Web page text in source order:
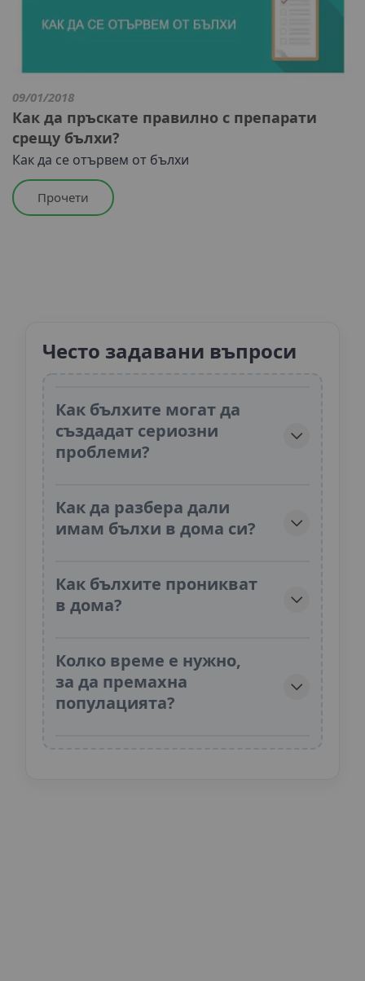
09/01/2018
Как да пръскате правилно с препарати
срещу бълхи?
Как да се отървем от бълхи
Прочети
Често задавани въпроси
Как бълхите могат да
създадат сериозни
проблеми?
Как да разбера дали
имам бълхи в дома си?
Как бълхите проникват
в дома?
Колко време е нужно,
за да премахна
популацията?